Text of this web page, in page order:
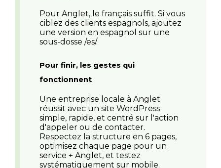
Pour Anglet, le français suffit. Si vous
ciblez des clients espagnols, ajoutez
une version en espagnol sur une
sous-dosse /es/.
Pour finir, les gestes qui
fonctionnent
Une entreprise locale à Anglet
réussit avec un site WordPress
simple, rapide, et centré sur l'action
d'appeler ou de contacter.
Respectez la structure en 6 pages,
optimisez chaque page pour un
service + Anglet, et testez
systématiquement sur mobile.